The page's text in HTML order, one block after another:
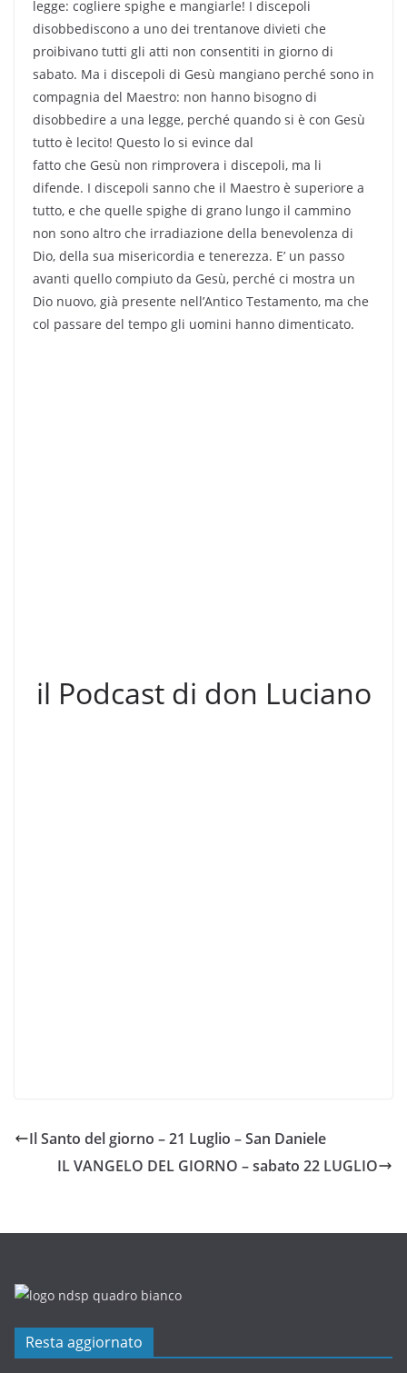
legge: cogliere spighe e mangiarle! I discepoli
disobbediscono a uno dei trentanove divieti che
proibivano tutti gli atti non consentiti in giorno di
sabato. Ma i discepoli di Gesù mangiano perché sono in
compagnia del Maestro: non hanno bisogno di
disobbedire a una legge, perché quando si è con Gesù
tutto è lecito! Questo lo si evince dal
fatto che Gesù non rimprovera i discepoli, ma li
difende. I discepoli sanno che il Maestro è superiore a
tutto, e che quelle spighe di grano lungo il cammino
non sono altro che irradiazione della benevolenza di
Dio, della sua misericordia e tenerezza. E’ un passo
avanti quello compiuto da Gesù, perché ci mostra un
Dio nuovo, già presente nell’Antico Testamento, ma che
col passare del tempo gli uomini hanno dimenticato.
il Podcast di don Luciano
Il Santo del giorno – 21 Luglio – San Daniele
IL VANGELO DEL GIORNO – sabato 22 LUGLIO
Resta aggiornato